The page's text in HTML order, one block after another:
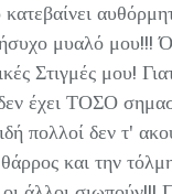
μυαλό μου!!!
Στιγμές μου!
έχει ΤΟΣΟ
πολλοί δεν τ'
θάρρος και την